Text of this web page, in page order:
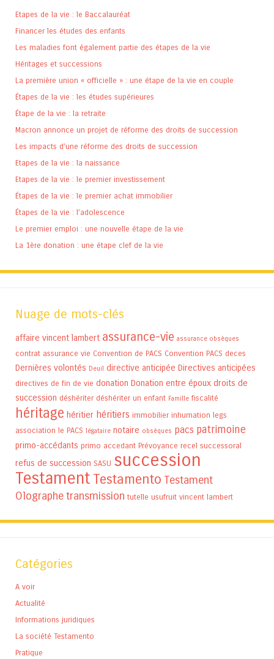
Etapes de la vie : le Baccalauréat
Financer les études des enfants
Les maladies font également partie des étapes de la vie
Héritages et successions
La première union « officielle » : une étape de la vie en couple
Étapes de la vie : les études supérieures
Étape de la vie : la retraite
Macron annonce un projet de réforme des droits de succession
Les impacts d’une réforme des droits de succession
Etapes de la vie : la naissance
Etapes de la vie : le premier investissement
Étapes de la vie : le premier achat immobilier
Étapes de la vie : l’adolescence
Le premier emploi : une nouvelle étape de la vie
La 1ère donation : une étape clef de la vie
Nuage de mots-clés
affaire vincent lambert assurance-vie assurance obsèques
contrat assurance vie Convention de PACS Convention PACS deces
Dernières volontés Deuil directive anticipée Directives anticipées
directives de fin de vie donation Donation entre époux droits de
succession déshériter déshériter un enfant Famille fiscalité
héritage héritier héritiers immobilier inhumation legs
association le PACS légataire notaire obsèques pacs patrimoine
primo-accédants primo accedant Prévoyance recel successoral
refus de succession SASU succession
Testament Testamento Testament
Olographetransmission tutelle usufruit vincent lambert
Catégories
A voir
Actualité
Informations juridiques
La société Testamento
Pratique